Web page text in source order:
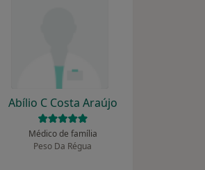
Abílio C Costa Araújo
Médico de família
Peso Da Régua